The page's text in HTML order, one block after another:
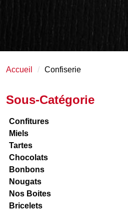
Accueil Confiserie
Sous-Catégorie
Confitures
Miels
Tartes
Chocolats
Bonbons
Nougats
Nos Boites
Bricelets